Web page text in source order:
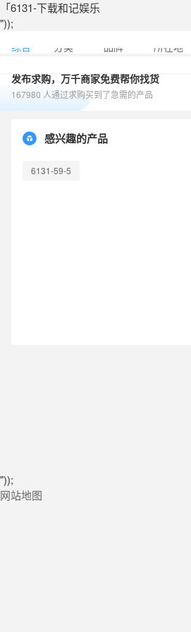
「6131-下载和记娱乐
"));
综合 分类 品牌 所在地
发布求购，万千商家免费帮你找货
167980 人通过求购买到了急需的产品
感兴趣的产品
6131-59-5
"));
网站地图